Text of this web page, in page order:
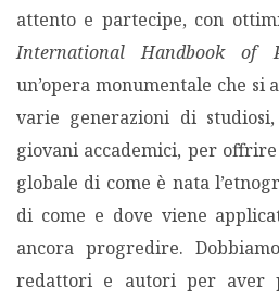
attento e partecipe, con
International Handbook of
un’opera monumentale che
varie generazioni di
giovani accademici, per
globale di come è nata
di come e dove viene
ancora progredire.
redattori e autori per aver